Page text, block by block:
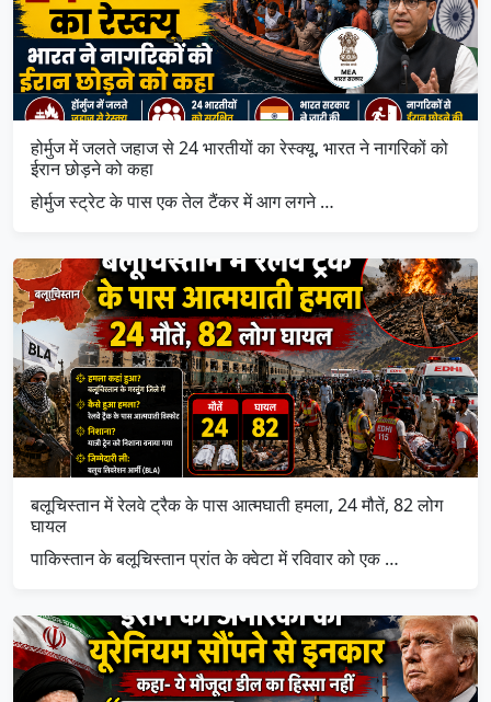
होर्मुज में जलते जहाज से 24 भारतीयों का रेस्क्यू, भारत ने नागरिकों को
ईरान छोड़ने को कहा
होर्मुज स्ट्रेट के पास एक तेल टैंकर में आग लगने …
बलूचिस्तान में रेलवे ट्रैक के पास आत्मघाती हमला, 24 मौतें, 82 लोग
घायल
पाकिस्तान के बलूचिस्तान प्रांत के क्वेटा में रविवार को एक …